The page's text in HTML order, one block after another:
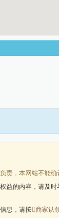
责，本网站不能
益的内容，请及
息，请按 商家认